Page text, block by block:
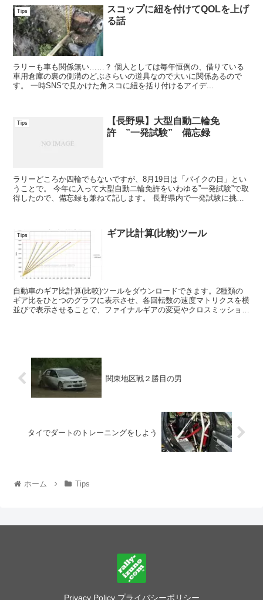
Tips
スコップに紐を付けてQOLを上げ
る話
ラリーも車も関係無い……？ 個人としては毎年恒例の、借りている
車用倉庫の裏の側溝のどぶさらいの道具なので大いに関係あるので
す。 一時SNSで見かけた角スコに紐を括り付けるアイデ...
Tips
【長野県】大型自動二輪免
許 ”一発試験” 備忘録
ラリーどころか四輪でもないですが、8月19日は「バイクの日」とい
うことで。 今年に入って大型自動二輪免許をいわゆる”一発試験”で取
得したので、備忘録も兼ねて記します。 長野県内で一発試験に挑む
Tips ギア比計算(比較)ツール
自動車のギア比計算(比較)ツールをダウンロードできます。2種類の
ギア比をひとつのグラフに表示させ、各回転数の速度マトリクスを横
並びで表示させることで、ファイナルギアの変更やクロスミッション
関東地区戦２勝目の男
タイでダートのトレーニングをしよう
ホーム Tips
Privacy Policy プライバシーポリシー